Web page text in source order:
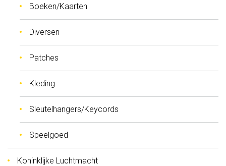
Boeken/Kaarten
Diversen
Patches
Kleding
Sleutelhangers/Keycords
Speelgoed
Koninklijke Luchtmacht